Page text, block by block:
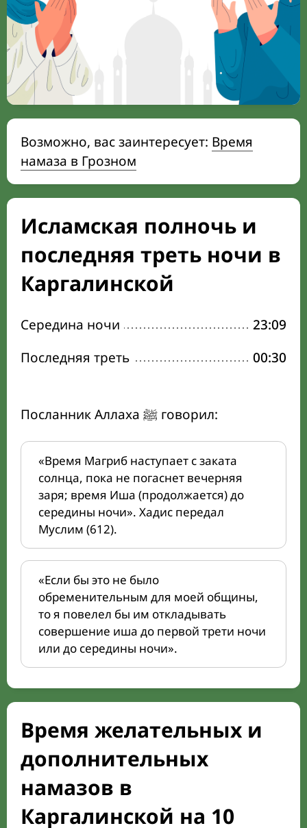
Возможно, вас заинтересует: Время
намаза в Грозном
Исламская полночь и
последняя треть ночи в
Каргалинской
Середина ночи
23:09
Последняя треть
00:30
Посланник Аллаха ﷺ говорил:
«Время Магриб наступает с заката
солнца, пока не погаснет вечерняя
заря; время Иша (продолжается) до
середины ночи». Хадис передал
Муслим (612).
«Если бы это не было
обременительным для моей общины,
то я повелел бы им откладывать
совершение иша до первой трети ночи
или до середины ночи».
Время желательных и
дополнительных
намазов в
Каргалинской на 10